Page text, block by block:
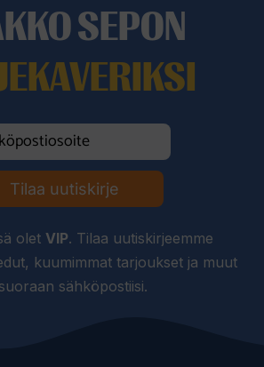
SEPON
Tilaa uutiskirje
olet VIP. Tilaa uutiskirjeemme
kuumimmat tarjoukset ja muut
sähköpostiisi.